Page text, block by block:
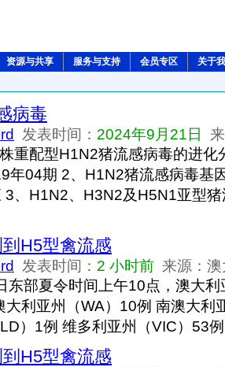
资源与共享 服务与支持 会员专区
关于
病毒
发表时间： 2024年9月21日
重配型H1N2猪流感病毒的进化
年04期 2、H1N2猪流感病毒基
3、H1N2、H3N2及H5N1亚型
H5型禽流感
发表时间： 2 小时前 来源：
东部夏令时间上午10点，澳大
大利亚州（WA）10例 南澳大利
）1例 维多利亚州（VIC）53例
H5型禽流感